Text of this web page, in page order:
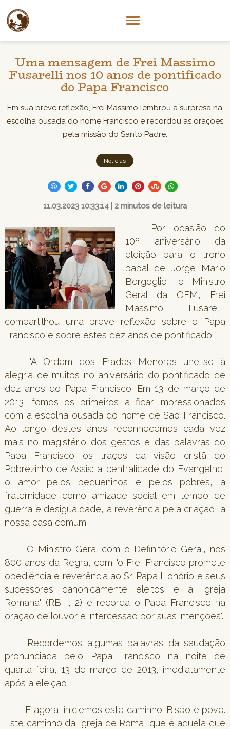
Uma mensagem de Frei Massimo
Fusarelli nos 10 anos de pontificado
do Papa Francisco
Em sua breve reflexão, Frei Massimo lembrou a surpresa na
escolha ousada do nome Francisco e recordou as orações
pela missão do Santo Padre.
Notícias
11.03.2023 10:33:14 | 2 minutos de leitura
Por ocasião do
10º aniversário da
eleição para o trono
papal de Jorge Mario
Bergoglio, o Ministro
Geral da OFM, Frei
Massimo Fusarelli,
compartilhou uma breve reflexão sobre o Papa
Francisco e sobre estes dez anos de pontificado.
"A Ordem dos Frades Menores une-se à
alegria de muitos no aniversário do pontificado de
dez anos do Papa Francisco. Em 13 de março de
2013, fomos os primeiros a ficar impressionados
com a escolha ousada do nome de São Francisco.
Ao longo destes anos reconhecemos cada vez
mais no magistério dos gestos e das palavras do
Papa Francisco os traços da visão cristã do
Pobrezinho de Assis: a centralidade do Evangelho,
o amor pelos pequeninos e pelos pobres, a
fraternidade como amizade social em tempo de
guerra e desigualdade, a reverência pela criação, a
nossa casa comum.
O Ministro Geral com o Definitório Geral, nos
800 anos da Regra, com "o Frei Francisco promete
obediência e reverência ao Sr. Papa Honório e seus
sucessores canonicamente eleitos e à Igreja
Romana" (RB I, 2) e recorda o Papa Francisco na
oração de louvor e intercessão por suas intenções".
Recordemos algumas palavras da saudação
pronunciada pelo Papa Francisco na noite de
quarta-feira, 13 de março de 2013, imediatamente
após a eleição,
E agora, iniciemos este caminho: Bispo e povo.
Este caminho da Igreja de Roma, que é aquela que